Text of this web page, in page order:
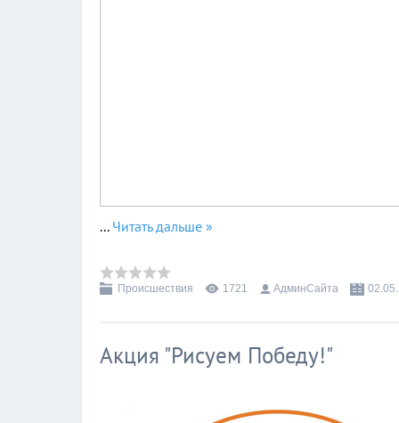
... Читать дальше »
Происшествия 1721 АдминСайта
Акция "Рисуем Победу!"